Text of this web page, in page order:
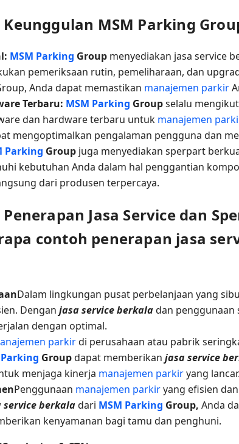
MSM Parking
MSM Parking Group menyediakan jasa service
pemeriksaan rutin, pemeliharaan, dan
Anda dapat memastikan manajemen parkir
Terbaru: MSM Parking Groupselalu
dan hardware terbaru untuk manajemen
mengoptimalkan pengalaman pengguna dan
Parking Group juga menyediakan sperpart
kebutuhan Anda dalam hal penggantian
dari produsen terpercaya.
Jasa Service dan
contoh penerapan jasa
Dalam lingkungan pusat perbelanjaan yang
Dengan jasa service berkaladan penggunaan
dengan optimal.
parkirdi perusahaan atau pabrik
Groupdapat memberikan jasa service
menjaga kinerja manajemen parkiryang lancar.
Penggunaan manajemen parkiryang efisien
service berkaladari MSM Parking Group, Anda
kenyamanan bagi tamu dan penghuni.